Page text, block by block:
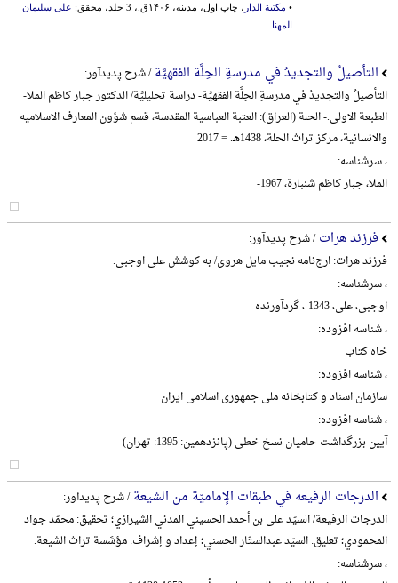
• مکتبة الدار ، چاپ اول، مدینه، ۱۴۰۶ق.، 3 جلد، محقق:
علی سلیمان
المهنا
التأصیلُ والتجدیدُ في مدرسةِ الحِلَّة الفقهیَّة/ شرح پدیدآور:
التأصیلُ والتجدیدُ في مدرسةِ الحِلَّة الفقهیَّة- دراسة تحلیلیَّة/ الدکتور جبار کاظم الملا-
الطبعة الاولی.- الحلة (العراق): العتبة العباسیة المقدسة، قسم شؤون المعارف الاسلامیه
والانسانیة، مرکز تراث الحلة، 1438هـ. = 2017
، سرشناسه:
الملا، جبار کاظم شنبارة، 1967-
فرزند هرات/ شرح پدیدآور:
فرزند هرات: ارج‌نامه نجیب مایل هروی/ به کوشش علی اوجبی.
، سرشناسه:
اوجبی، علی، 1343-، گردآورنده
، شناسه افزوده:
خاه کتاب
، شناسه افزوده:
سازمان اسناد و کتابخانه ملی جمهوری اسلامی ایران
، شناسه افزوده:
آیین بزرگداشت حامیان نسخ خطی (پانزدهمین: 1395: تهران)
الدرجات الرفیعه في طبقات الإمامیّة من الشیعة/ شرح پدیدآور:
الدرجات الرفیعة/ السیّد علی بن أحمد الحسیني المدني الشیرازي؛ تحقیق: محمّد جواد
المحمودي؛ تعلیق: السیّد عبدالستّار الحسني؛ إعداد و إشراف: مؤسَّسة تراث الشیعة.
، سرشناسه: